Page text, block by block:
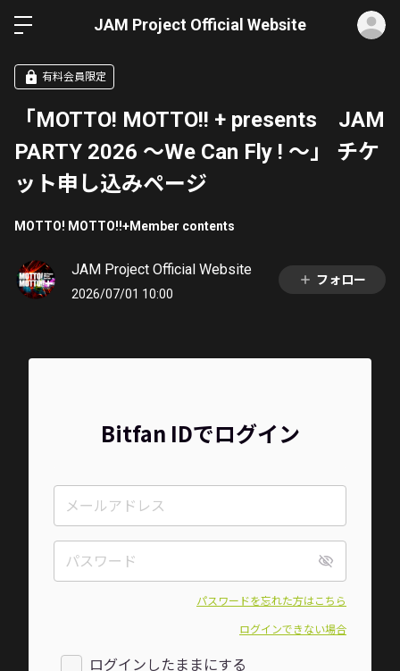
JAM Project Official Website
有料会員限定
「MOTTO! MOTTO!! + presents JAM
PARTY 2026 ～We Can Fly ! ～」 チケ
ット申し込みページ
MOTTO! MOTTO!!+Member contents
JAM Project Official Website
2026/07/01 10:00
フォロー
Bitfan IDでログイン
パスワードを忘れた方はこちら
ログインできない場合
ログインしたままにする